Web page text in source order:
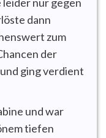
dann
zum
der
ging verdient
und war
tiefen